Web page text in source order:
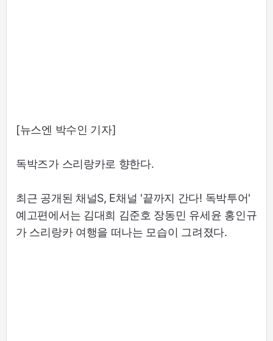
[뉴스엔 박수인 기자]
독박즈가 스리랑카로 향한다.
최근 공개된 채널S, E채널 '끝까지 간다! 독박투어'
예고편에서는 김대희 김준호 장동민 유세윤 홍인규
가 스리랑카 여행을 떠나는 모습이 그려졌다.